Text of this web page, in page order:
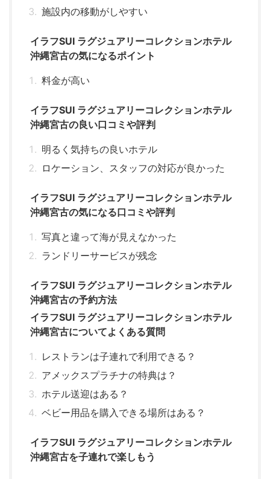
施設内の移動がしやすい
イラフSUI ラグジュアリーコレクションホテル
沖縄宮古の気になるポイント
料金が高い
イラフSUI ラグジュアリーコレクションホテル
沖縄宮古の良い口コミや評判
明るく気持ちの良いホテル
ロケーション、スタッフの対応が良かった
イラフSUI ラグジュアリーコレクションホテル
沖縄宮古の気になる口コミや評判
写真と違って海が見えなかった
ランドリーサービスが残念
イラフSUI ラグジュアリーコレクションホテル
沖縄宮古の予約方法
イラフSUI ラグジュアリーコレクションホテル
沖縄宮古についてよくある質問
レストランは子連れで利用できる？
アメックスプラチナの特典は？
ホテル送迎はある？
ベビー用品を購入できる場所はある？
イラフSUI ラグジュアリーコレクションホテル
沖縄宮古を子連れで楽しもう